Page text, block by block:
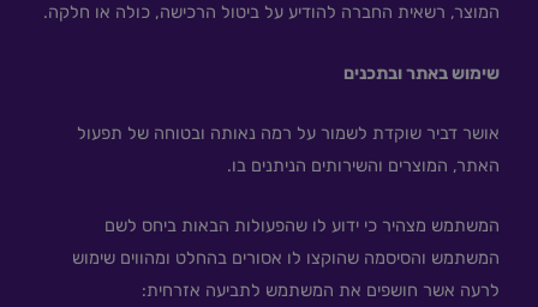
המוצר, רשאית החברה להודיע על ביטול הרכישה, כולה או חלקה.
שימוש באתר ובתכנים
אושר דביר שוקדת לשמור על רמה נאותה ובטוחה של תפעול
האתר, המוצרים והשירותים הניתנים בו.
המשתמש מצהיר כי ידוע לו שהפעולות הבאות ביחס לשם
המשתמש והסיסמה שהוקצו לו אסורים בהחלט ומהווים שימוש
לרעה אשר חושפים את המשתמש לתביעה אזרחית: